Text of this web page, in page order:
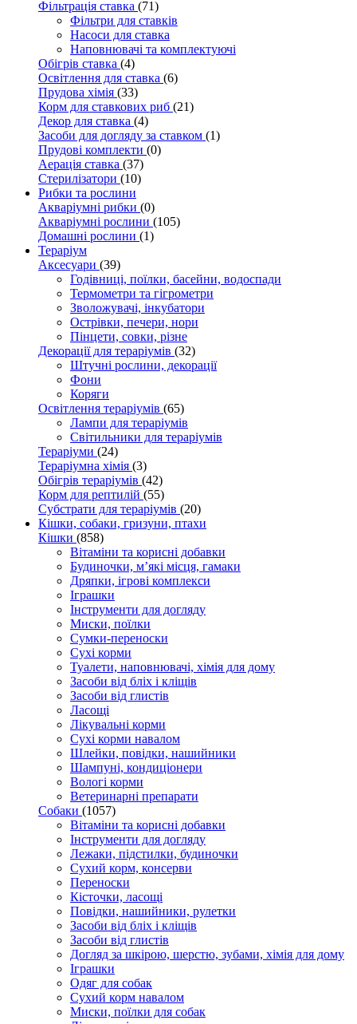
Фільтрація ставка (71)
Фільтри для ставків
Насоси для ставка
Наповнювачі та комплектуючі
Обігрів ставка (4)
Освітлення для ставка (6)
Прудова хімія (33)
Корм для ставкових риб (21)
Декор для ставка (4)
Засоби для догляду за ставком (1)
Прудові комплекти (0)
Аерація ставка (37)
Стерилізатори (10)
Рибки та рослини
Акваріумні рибки (0)
Акваріумні рослини (105)
Домашні рослини (1)
Тераріум
Аксесуари (39)
Годівниці, поїлки, басейни, водоспади
Термометри та гігрометри
Зволожувачі, інкубатори
Острівки, печери, нори
Пінцети, совки, різне
Декорації для тераріумів (32)
Штучні рослини, декорації
Фони
Коряги
Освітлення тераріумів (65)
Лампи для тераріумів
Світильники для тераріумів
Тераріуми (24)
Тераріумна хімія (3)
Обігрів тераріумів (42)
Корм для рептилій (55)
Субстрати для тераріумів (20)
Кішки, собаки, гризуни, птахи
Кішки (858)
Вітаміни та корисні добавки
Будиночки, м’які місця, гамаки
Дряпки, ігрові комплекси
Іграшки
Інструменти для догляду
Миски, поїлки
Сумки-переноски
Сухі корми
Туалети, наповнювачі, хімія для дому
Засоби від бліх і кліщів
Засоби від глистів
Ласощі
Лікувальні корми
Сухі корми навалом
Шлейки, повідки, нашийники
Шампуні, кондиціонери
Вологі корми
Ветеринарні препарати
Собаки (1057)
Вітаміни та корисні добавки
Інструменти для догляду
Лежаки, підстилки, будиночки
Сухий корм, консерви
Переноски
Кісточки, ласощі
Повідки, нашийники, рулетки
Засоби від бліх і кліщів
Засоби від глистів
Догляд за шкірою, шерстю, зубами, хімія для дому
Іграшки
Одяг для собак
Сухий корм навалом
Миски, поїлки для собак